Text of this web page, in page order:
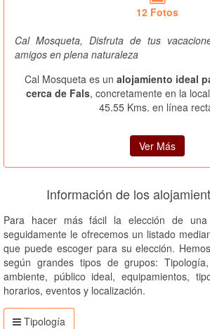
12 Fotos
Cal Mosqueta, Disfruta de tus
amigos en plena naturaleza
Cal Mosqueta es un alojamiento ideal
cerca de Fals, concretamente en la
45.55 Kms. en línea
Ver Más
Información de los
Para hacer más fácil la elección de una
seguidamente le ofrecemos un listado
que puede escoger para su elección.
según grandes tipos de grupos:
ambiente, público ideal, equipamientos,
horarios, eventos y localización.
Tipología